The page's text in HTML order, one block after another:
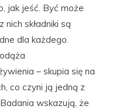
jak jeść. Być może
składniki są
dla każdego.
– skupia się na
co czyni ją jedną z
wskazują, że